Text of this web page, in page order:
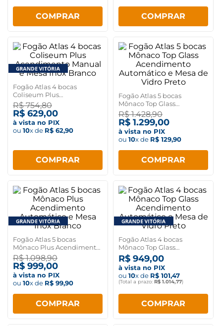
COMPRAR COMPRAR
Fogão Atlas 4 bocas
Coliseum Plus
Acendimento Manual e
Mesa Inox Branco
R$ 754,80
R$ 629,00
à vista no PIX
ou 10x de R$ 62,90
COMPRAR
Fogão Atlas 5 bocas
Mônaco Top Glass
Acendimento Automático e
Mesa de Vidro Preto
R$ 1.428,90
R$ 1.299,00
à vista no PIX
ou 10x de R$ 129,90
COMPRAR
Fogão Atlas 5 bocas
Mônaco Plus Acendimento
Automático e Mesa Inox
Branco
R$ 1.098,90
R$ 999,00
à vista no PIX
ou 10x de R$ 99,90
COMPRAR
Fogão Atlas 4 bocas
Mônaco Top Glass
Acendimento Automático e
Mesa de Vidro Preto
R$ 949,00
à vista no PIX
ou 10x de R$ 101,47
(Total a prazo: R$ 1.014,77)
COMPRAR